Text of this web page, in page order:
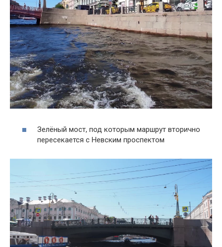
Зелёный мост, под которым маршрут вторично
пересекается с Невским проспектом